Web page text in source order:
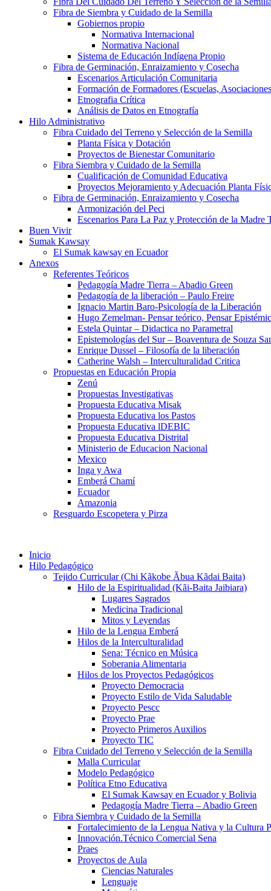
Fibra de Siembra y Cuidado de la Semilla
Gobiernos propio
Normativa Internacional
Normativa Nacional
Sistema de Educación Indígena Propio
Fibra de Germinación, Enraizamiento y Cosecha
Escenarios Articulación Comunitaria
Formación de Formadores (Escuelas,
Etnografia Crítica
Análisis de Datos en Etnografía
Hilo Administrativo
Fibra Cuidado del Terreno y Selección de la Semilla
Planta Física y Dotación
Proyectos de Bienestar Comunitario
Fibra Siembra y Cuidado de la Semilla
Cualificación de Comunidad Educativa
Proyectos Mejoramiento y Adecuación Planta
Fibra de Germinación, Enraizamiento y Cosecha
Armonización del Peci
Escenarios Para La Paz y Protección de la Madre
Buen Vivir
Sumak Kawsay
El Sumak kawsay en Ecuador
Anexos
Referentes Teóricos
Pedagogía Madre Tierra – Abadio Green
Pedagogía de la liberación – Paulo Freire
Ignacio Martin Baro-Psicología de la Liberación
Hugo Zemelman- Pensar teórico, Pensar
Estela Quintar – Didactica no Parametral
Epistemologías del Sur – Boaventura de Souza
Enrique Dussel – Filosofía de la liberación
Catherine Walsh – Interculturalidad Critica
Propuestas en Educación Propia
Zenú
Propuestas Investigativas
Propuesta Educativa Misak
Propuesta Educativa los Pastos
Propuesta Educativa lDEBIC
Propuesta Educativa Distrital
Ministerio de Educacion Nacional
Mexico
Inga y Awa
Emberá Chamí
Ecuador
Amazonia
Resguardo Escopetera y Pirza
Inicio
Hilo Pedagógico
Tejido Curricular (Chi Kãkobe Ãbua Kãdai Baita)
Hilo de la Espiritualidad (Kãi-Baita Jaibiara)
Lugares Sagrados
Medicina Tradicional
Mitos y Leyendas
Hilo de la Lengua Emberá
Hilos de la Interculturalidad
Sena: Técnico en Música
Soberania Alimentaria
Hilos de los Proyectos Pedagógicos
Proyecto Democracia
Proyecto Estilo de Vida Saludable
Proyecto Pescc
Proyecto Prae
Proyecto Primeros Auxilios
Proyecto TIC
Fibra Cuidado del Terreno y Selección de la Semilla
Malla Curricular
Modelo Pedagógico
Política Etno Educativa
El Sumak Kawsay en Ecuador y Bolivia
Pedagogía Madre Tierra – Abadio Green
Fibra Siembra y Cuidado de la Semilla
Fortalecimiento de la Lengua Nativa y la Cultura
Innovación.Técnico Comercial Sena
Praes
Proyectos de Aula
Ciencias Naturales
Lenguaje